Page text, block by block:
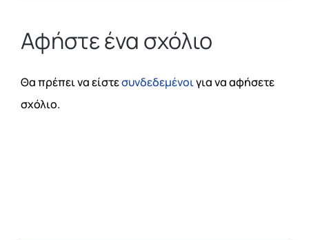
Αφήστε ένα σχόλιο
Θα πρέπει να είστεσυνδεδεμένοιγια να αφήσετε
σχόλιο.